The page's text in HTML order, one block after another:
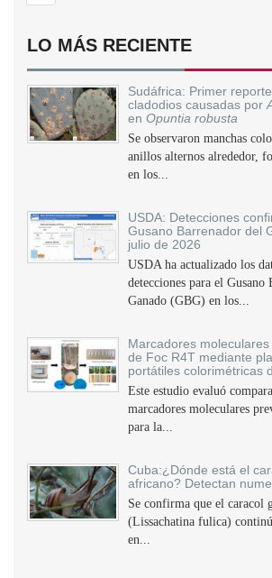
LO MÁS RECIENTE
Sudáfrica: Primer
cladodios causadas por
en Opuntia robusta
Se observaron manchas
anillos alternos alrededor,
en los...
USDA: Detecciones
Gusano Barrenador del
julio de 2026
USDA ha actualizado los
detecciones para el Gusano
Ganado (GBG) en los...
Marcadores
de Foc R4T mediante
portátiles colorimétricas
Este estudio evaluó
marcadores moleculares
para la...
Cuba:¿Dónde está el
africano? Detectan
Se confirma que el caracol
(Lissachatina fulica)
en...